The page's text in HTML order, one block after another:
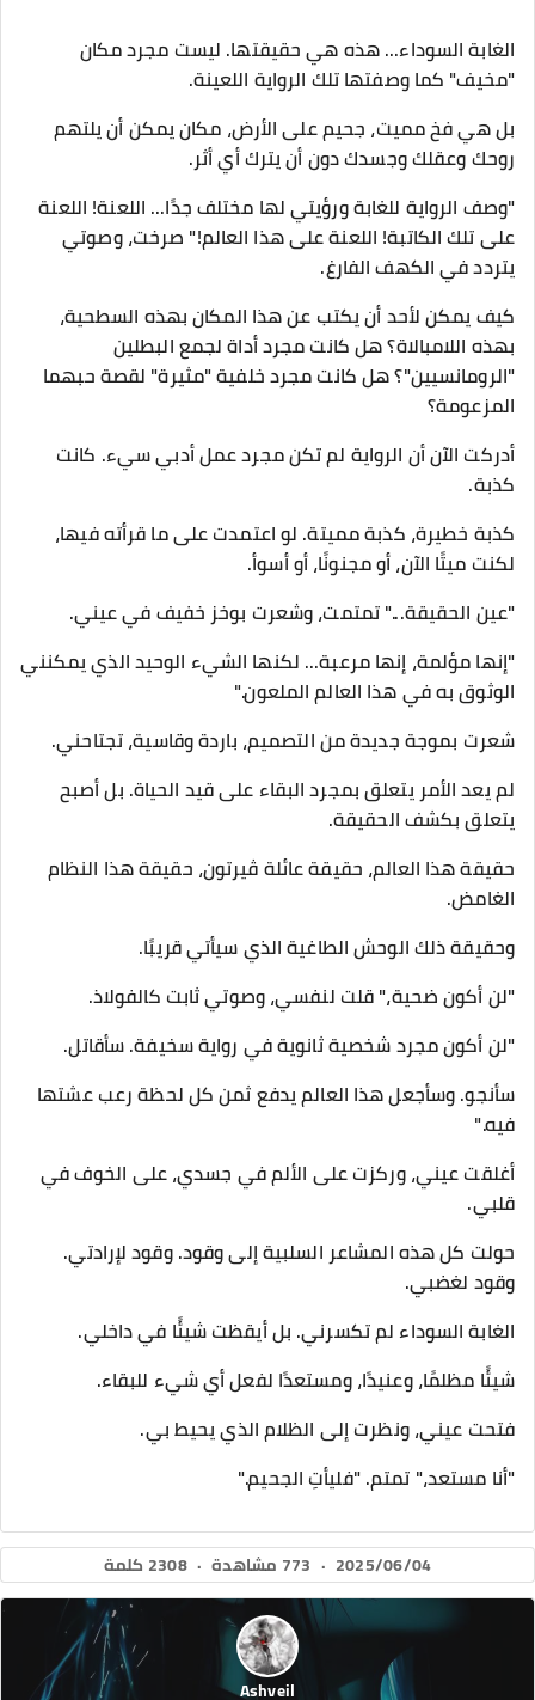
الغابة السوداء... هذه هي حقيقتها. ليست مجرد مكان
"مخيف" كما وصفتها تلك الرواية اللعينة.
بل هي فخ مميت، جحيم على الأرض، مكان يمكن أن يلتهم
روحك وعقلك وجسدك دون أن يترك أي أثر.
"وصف الرواية للغابة ورؤيتي لها مختلف جدًا... اللعنة! اللعنة
على تلك الكاتبة! اللعنة على هذا العالم!" صرخت، وصوتي
يتردد في الكهف الفارغ.
كيف يمكن لأحد أن يكتب عن هذا المكان بهذه السطحية،
بهذه اللامبالاة؟ هل كانت مجرد أداة لجمع البطلين
"الرومانسيين"؟ هل كانت مجرد خلفية "مثيرة" لقصة حبهما
المزعومة؟
أدركت الآن أن الرواية لم تكن مجرد عمل أدبي سيء. كانت
كذبة.
كذبة خطيرة، كذبة مميتة. لو اعتمدت على ما قرأته فيها،
لكنت ميتًا الآن، أو مجنونًا، أو أسوأ.
"عين الحقيقة..." تمتمت، وشعرت بوخز خفيف في عيني.
"إنها مؤلمة، إنها مرعبة... لكنها الشيء الوحيد الذي يمكنني
الوثوق به في هذا العالم الملعون."
شعرت بموجة جديدة من التصميم، باردة وقاسية، تجتاحني.
لم يعد الأمر يتعلق بمجرد البقاء على قيد الحياة. بل أصبح
يتعلق بكشف الحقيقة.
حقيقة هذا العالم، حقيقة عائلة ڤيرتون، حقيقة هذا النظام
الغامض.
وحقيقة ذلك الوحش الطاغية الذي سيأتي قريبًا.
"لن أكون ضحية،" قلت لنفسي، وصوتي ثابت كالفولاذ.
"لن أكون مجرد شخصية ثانوية في رواية سخيفة. سأقاتل.
سأنجو. وسأجعل هذا العالم يدفع ثمن كل لحظة رعب عشتها
فيه."
أغلقت عيني، وركزت على الألم في جسدي، على الخوف في
قلبي.
حولت كل هذه المشاعر السلبية إلى وقود. وقود لإرادتي.
وقود لغضبي.
الغابة السوداء لم تكسرني. بل أيقظت شيئًا في داخلي.
شيئًا مظلمًا، وعنيدًا، ومستعدًا لفعل أي شيء للبقاء.
فتحت عيني، ونظرت إلى الظلام الذي يحيط بي.
"أنا مستعد،" تمتم. "فليأتِ الجحيم."
2025/06/04
· 773 مشاهدة · 2308 كلمة
Ashveil